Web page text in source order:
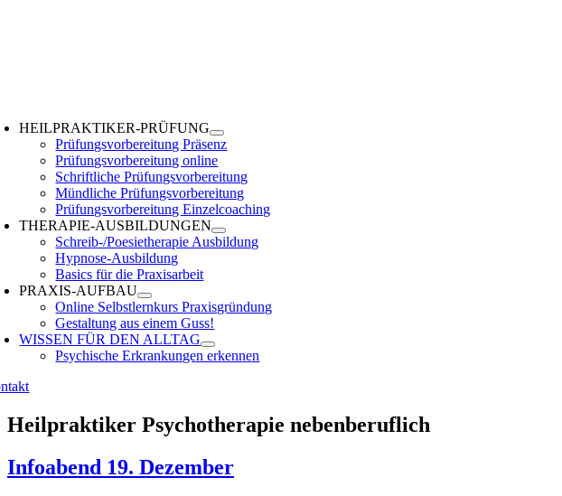
HEILPRAKTIKER-PRÜFUNG
Prüfungsvorbereitung Präsenz
Prüfungsvorbereitung online
Schriftliche Prüfungsvorbereitung
Mündliche Prüfungsvorbereitung
Prüfungsvorbereitung Einzelcoaching
THERAPIE-AUSBILDUNGEN
Schreib-/Poesietherapie Ausbildung
Hypnose-Ausbildung
Basics für die Praxisarbeit
PRAXIS-AUFBAU
Online Selbstlernkurs Praxisgründung
Gestaltung aus einem Guss!
WISSEN FÜR DEN ALLTAG
Psychische Erkrankungen erkennen
Heilpraktiker Psychotherapie nebenberuflich
Infoabend 19. Dezember